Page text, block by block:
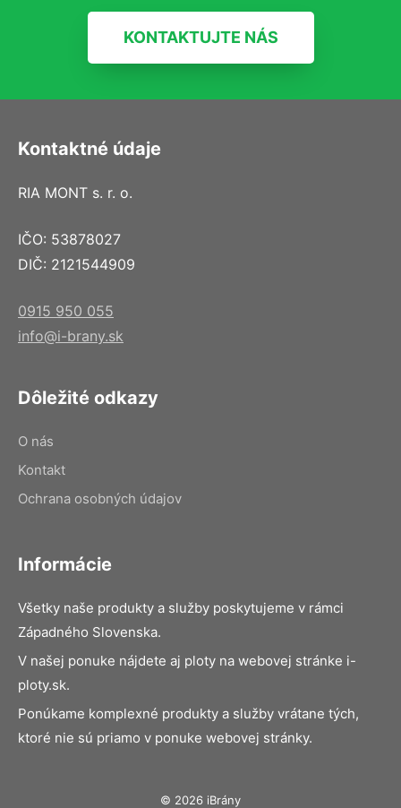
KONTAKTUJTE NÁS
Kontaktné údaje
RIA MONT s. r. o.
IČO: 53878027
DIČ: 2121544909
0915 950 055
info@i-brany.sk
Dôležité odkazy
O nás
Kontakt
Ochrana osobných údajov
Informácie
Všetky naše produkty a služby poskytujeme v rámci
Západného Slovenska.
V našej ponuke nájdete aj ploty na webovej stránke i-
ploty.sk.
Ponúkame komplexné produkty a služby vrátane tých,
ktoré nie sú priamo v ponuke webovej stránky.
© 2026 iBrány